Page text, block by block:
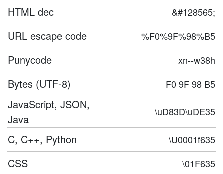
HTML dec &#128565;
URL escape code %F0%9F%98%B5
Punycode xn--w38h
Bytes (UTF-8) F0 9F 98 B5
JavaScript, JSON,
Java
\uD83D\uDE35
C, C++, Python \U0001f635
CSS \01F635